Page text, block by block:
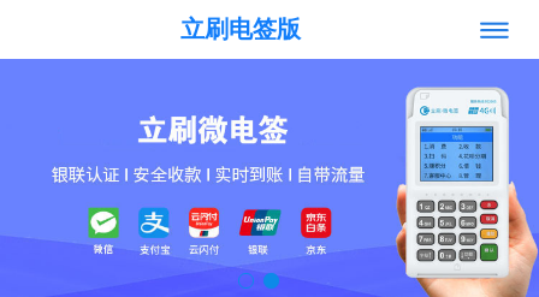
立刷电签版